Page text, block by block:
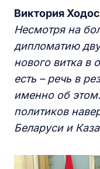
Виктория
Несмотря на
дипломатию
нового витка в
есть – речь в
именно об
политиков
Беларуси и